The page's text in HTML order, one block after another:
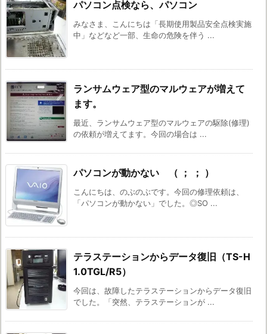
パソコン点検なら、パソコン
みなさま、こんにちは「長期使用製品安全点検実施
中」などなど一部、生命の危険を伴う ...
ランサムウェア型のマルウェアが増えて
ます。
最近、ランサムウェア型のマルウェアの駆除(修理)
の依頼が増えてます。今回の場合は ...
パソコンが動かない （ ； ； ）
こんにちは、のぶのぶです。今回の修理依頼は、
「パソコンが動かない」でした。◎SO ...
テラステーションからデータ復旧（TS-H
1.0TGL/R5）
今回は、故障したテラステーションからデータ復旧
でした。「突然、テラステーションが ...